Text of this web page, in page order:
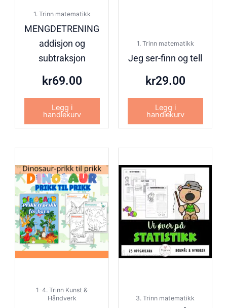
1. Trinn matematikk
MENGDETRENING
addisjon og
subtraksjon
kr69.00
Legg i
handlekurv
1. Trinn matematikk
Jeg ser-finn og tell
kr29.00
Legg i
handlekurv
1-4. Trinn Kunst &
Håndverk
3. Trinn matematikk